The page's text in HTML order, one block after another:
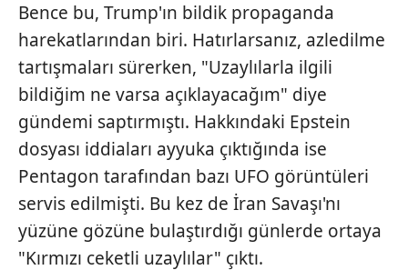
Bence bu, Trump'ın bildik propaganda
harekatlarından biri. Hatırlarsanız, azledilme
tartışmaları sürerken, "Uzaylılarla ilgili
bildiğim ne varsa açıklayacağım" diye
gündemi saptırmıştı. Hakkındaki Epstein
dosyası iddiaları ayyuka çıktığında ise
Pentagon tarafından bazı UFO görüntüleri
servis edilmişti. Bu kez de İran Savaşı'nı
yüzüne gözüne bulaştırdığı günlerde ortaya
"Kırmızı ceketli uzaylılar" çıktı.